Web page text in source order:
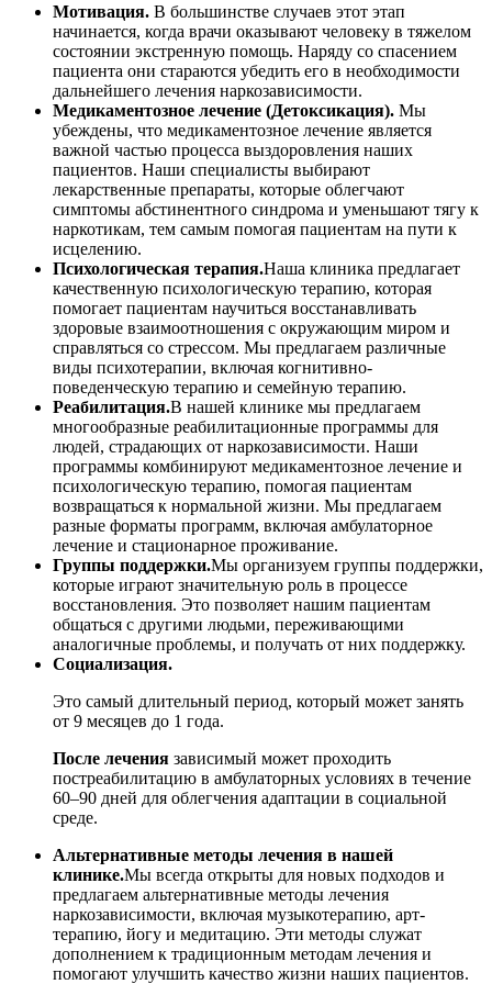
Мотивация. В большинстве случаев этот этап
начинается, когда врачи оказывают человеку в тяжелом
состоянии экстренную помощь. Наряду со спасением
пациента они стараются убедить его в необходимости
дальнейшего лечения наркозависимости.
Медикаментозное лечение (Детоксикация). Мы
убеждены, что медикаментозное лечение является
важной частью процесса выздоровления наших
пациентов. Наши специалисты выбирают
лекарственные препараты, которые облегчают
симптомы абстинентного синдрома и уменьшают тягу к
наркотикам, тем самым помогая пациентам на пути к
исцелению.
Психологическая терапия.Наша клиника предлагает
качественную психологическую терапию, которая
помогает пациентам научиться восстанавливать
здоровые взаимоотношения с окружающим миром и
справляться со стрессом. Мы предлагаем различные
виды психотерапии, включая когнитивно-
поведенческую терапию и семейную терапию.
Реабилитация.В нашей клинике мы предлагаем
многообразные реабилитационные программы для
людей, страдающих от наркозависимости. Наши
программы комбинируют медикаментозное лечение и
психологическую терапию, помогая пациентам
возвращаться к нормальной жизни. Мы предлагаем
разные форматы программ, включая амбулаторное
лечение и стационарное проживание.
Группы поддержки.Мы организуем группы поддержки,
которые играют значительную роль в процессе
восстановления. Это позволяет нашим пациентам
общаться с другими людьми, переживающими
аналогичные проблемы, и получать от них поддержку.
Социализация.
Это самый длительный период, который может занять
от 9 месяцев до 1 года.
После лечения зависимый может проходить
постреабилитацию в амбулаторных условиях в течение
60–90 дней для облегчения адаптации в социальной
среде.
Альтернативные методы лечения в нашей
клинике.Мы всегда открыты для новых подходов и
предлагаем альтернативные методы лечения
наркозависимости, включая музыкотерапию, арт-
терапию, йогу и медитацию. Эти методы служат
дополнением к традиционным методам лечения и
помогают улучшить качество жизни наших пациентов.